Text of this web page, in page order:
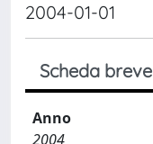
2004-01-01
Scheda breve
Anno
2004